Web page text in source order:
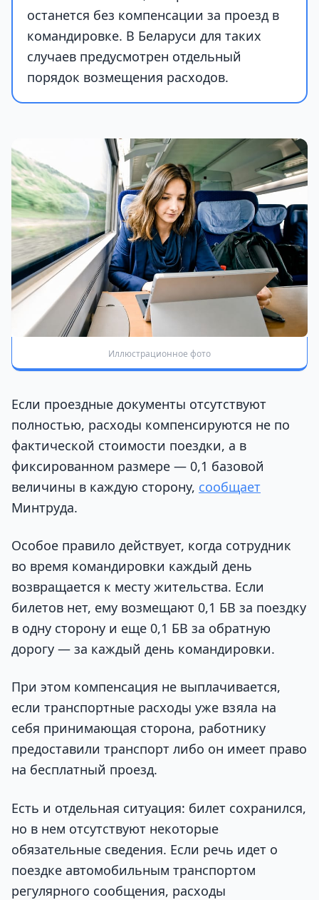
останется без компенсации за проезд в
командировке. В Беларуси для таких
случаев предусмотрен отдельный
порядок возмещения расходов.
Иллюстрационное фото
Если проездные документы отсутствуют
полностью, расходы компенсируются не по
фактической стоимости поездки, а в
фиксированном размере — 0,1 базовой
величины в каждую сторону, сообщает
Минтруда.
Особое правило действует, когда сотрудник
во время командировки каждый день
возвращается к месту жительства. Если
билетов нет, ему возмещают 0,1 БВ за поездку
в одну сторону и еще 0,1 БВ за обратную
дорогу — за каждый день командировки.
При этом компенсация не выплачивается,
если транспортные расходы уже взяла на
себя принимающая сторона, работнику
предоставили транспорт либо он имеет право
на бесплатный проезд.
Есть и отдельная ситуация: билет сохранился,
но в нем отсутствуют некоторые
обязательные сведения. Если речь идет о
поездке автомобильным транспортом
регулярного сообщения, расходы